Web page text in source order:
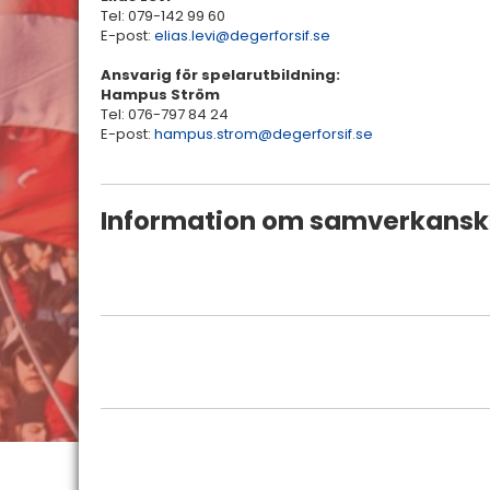
Tel: 079-142 99 60
E-post: elias.levi@degerforsif.se
Ansvarig för spelarutbildning:
Hampus Ström
Tel: 076-797 84 24
E-post: hampus.strom@degerforsif.se
Information om